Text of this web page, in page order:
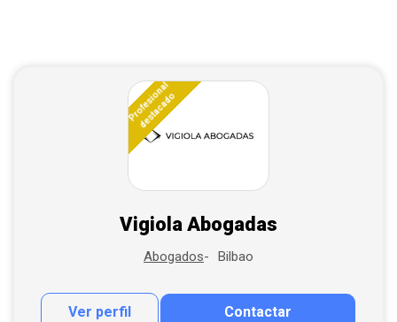
Profesional
destacado
Vigiola Abogadas
Abogados Bilbao
Ver perfil Contactar
Contactar por correo